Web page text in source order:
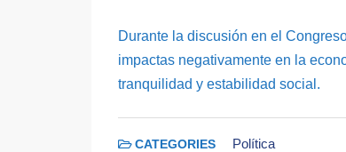
Durante la discusión en el
impactas negativamente en la
tranquilidad y estabilidad social.
CATEGORIES Política